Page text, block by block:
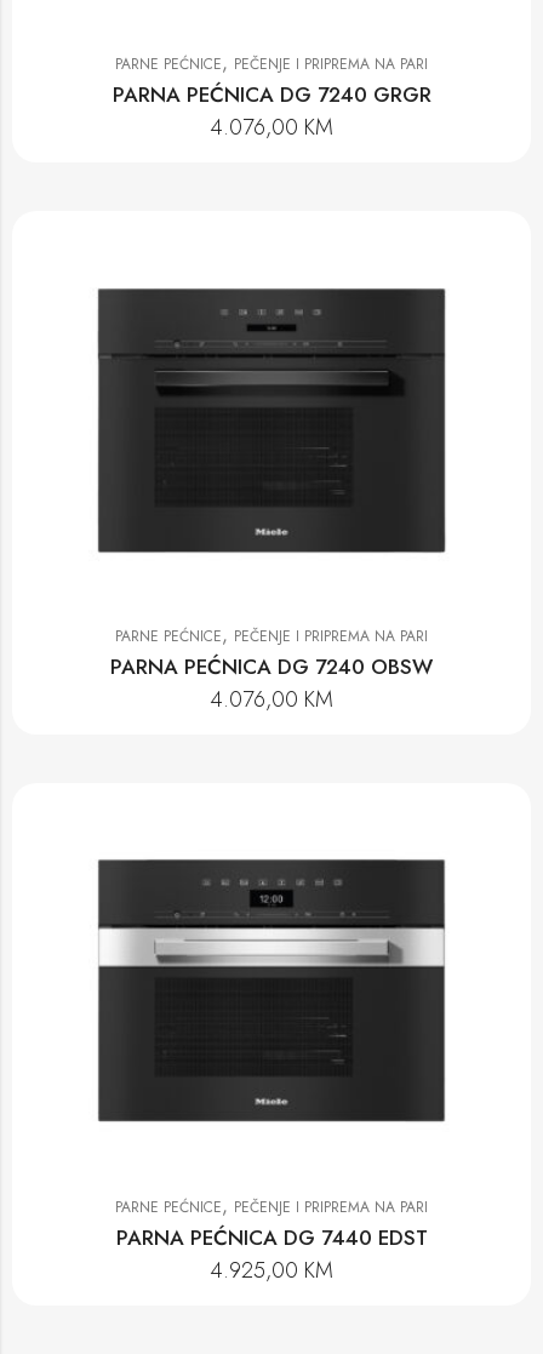
PARNE PEĆNICE, PEČENJE I PRIPREMA NA PARI
PARNA PEĆNICA DG 7240 GRGR
4.076,00 KM
PARNE PEĆNICE, PEČENJE I PRIPREMA NA PARI
PARNA PEĆNICA DG 7240 OBSW
4.076,00 KM
PARNE PEĆNICE, PEČENJE I PRIPREMA NA PARI
PARNA PEĆNICA DG 7440 EDST
4.925,00 KM